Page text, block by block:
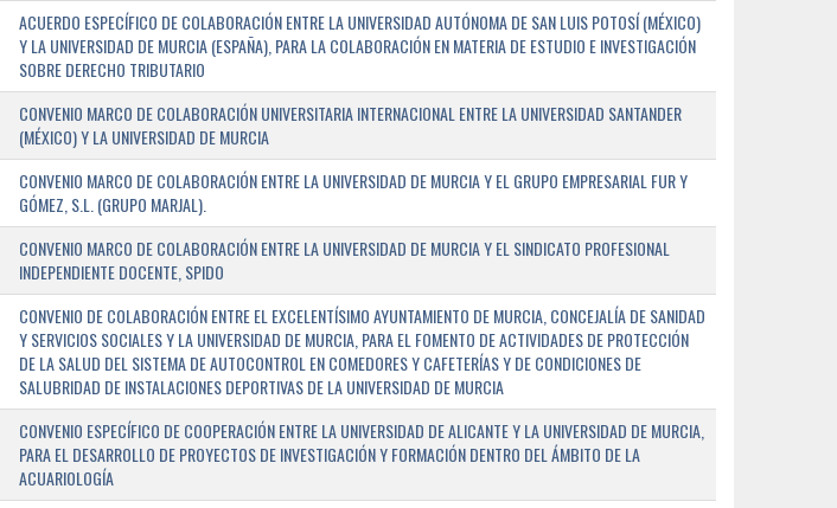
ACUERDO ESPECÍFICO DE COLABORACIÓN ENTRE LA UNIVERSIDAD AUTÓNOMA DE SAN LUIS POTOSÍ (MÉXICO)
Y LA UNIVERSIDAD DE MURCIA (ESPAÑA), PARA LA COLABORACIÓN EN MATERIA DE ESTUDIO E INVESTIGACIÓN
SOBRE DERECHO TRIBUTARIO
CONVENIO MARCO DE COLABORACIÓN UNIVERSITARIA INTERNACIONAL ENTRE LA UNIVERSIDAD SANTANDER
(MÉXICO) Y LA UNIVERSIDAD DE MURCIA
CONVENIO MARCO DE COLABORACIÓN ENTRE LA UNIVERSIDAD DE MURCIA Y EL GRUPO EMPRESARIAL FUR Y
GÓMEZ, S.L. (GRUPO MARJAL).
CONVENIO MARCO DE COLABORACIÓN ENTRE LA UNIVERSIDAD DE MURCIA Y EL SINDICATO PROFESIONAL
INDEPENDIENTE DOCENTE, SPIDO
CONVENIO DE COLABORACIÓN ENTRE EL EXCELENTÍSIMO AYUNTAMIENTO DE MURCIA, CONCEJALÍA DE SANIDAD
Y SERVICIOS SOCIALES Y LA UNIVERSIDAD DE MURCIA, PARA EL FOMENTO DE ACTIVIDADES DE PROTECCIÓN
DE LA SALUD DEL SISTEMA DE AUTOCONTROL EN COMEDORES Y CAFETERÍAS Y DE CONDICIONES DE
SALUBRIDAD DE INSTALACIONES DEPORTIVAS DE LA UNIVERSIDAD DE MURCIA
CONVENIO ESPECÍFICO DE COOPERACIÓN ENTRE LA UNIVERSIDAD DE ALICANTE Y LA UNIVERSIDAD DE MURCIA,
PARA EL DESARROLLO DE PROYECTOS DE INVESTIGACIÓN Y FORMACIÓN DENTRO DEL ÁMBITO DE LA
ACUARIOLOGÍA